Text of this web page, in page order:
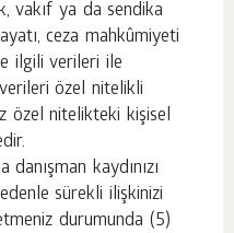
vakıf ya da sendika
ceza mahkûmiyeti
ilgili verileri ile
özel nitelikli
özel nitelikteki kişisel
kaydınızı
sürekli ilişkinizi
durumunda (5)